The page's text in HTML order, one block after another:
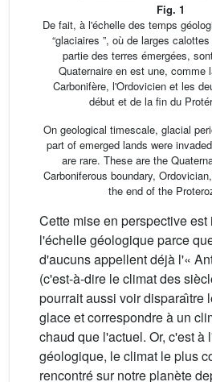
Fig. 1
De fait, à l'échelle des temps
“glaciaires ”, où de larges
partie des terres émergées,
Quaternaire en est une, comme
Carbonifère, l'Ordovicien et les
début et de la fin du
On geological timescale, glacial
part of emerged lands were
are rare. These are the
Carboniferous boundary,
the end of the
Cette mise en perspective est
l'échelle géologique parce
d'aucuns appellent déjà l'«
(c'est-à-dire le climat des
pourrait aussi voir disparaı̂tre
glace et correspondre à un
chaud que l'actuel. Or, c'est à
géologique, le climat le plus
rencontré sur notre planète